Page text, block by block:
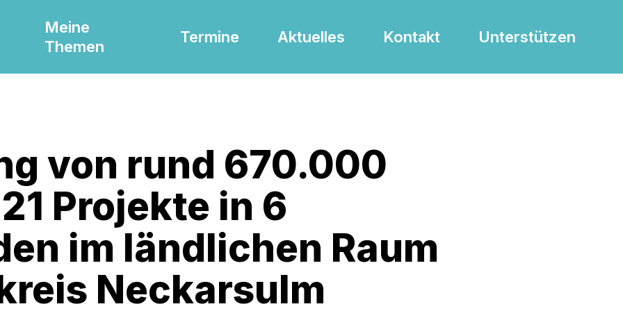
Meine
Themen
Termine Aktuelles Kontakt Unterstützen
von rund 670.000
Projekte in 6
im ländlichen Raum
Neckarsulm